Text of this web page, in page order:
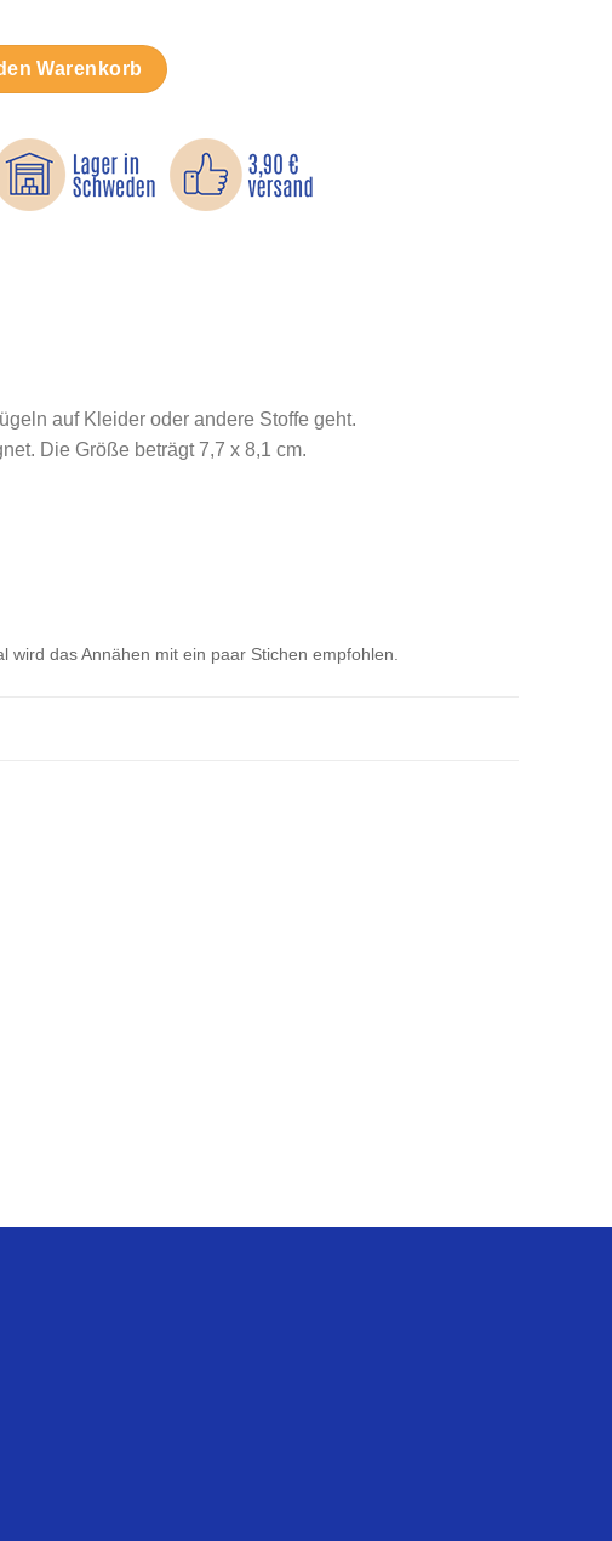
- Bügelbild Menge
Warenkorb
auf Kleider oder andere Stoffe geht.
Die Größe beträgt 7,7 x 8,1 cm.
das Annähen mit ein paar Stichen empfohlen.